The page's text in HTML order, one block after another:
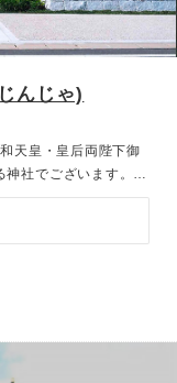
んじゃ)
天皇・皇后両陛下御
社でございます。
宮詣や七五三でのご利
護国神社は人気会場